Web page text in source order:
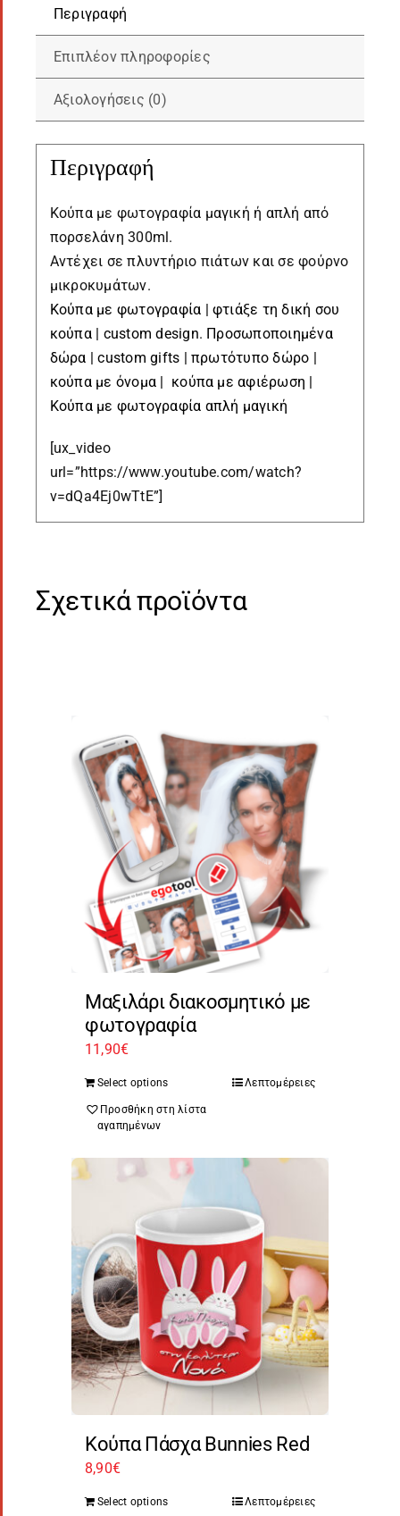
Περιγραφή
Επιπλέον πληροφορίες
Αξιολογήσεις (0)
Περιγραφή
Κούπα με φωτογραφία μαγική ή απλή από
πορσελάνη 300ml.
Αντέχει σε πλυντήριο πιάτων και σε φούρνο
μικροκυμάτων.
Κούπα με φωτογραφία | φτιάξε τη δική σου
κούπα | custom design. Προσωποποιημένα
δώρα | custom gifts | πρωτότυπο δώρο |
κούπα με όνομα | κούπα με αφιέρωση |
Κούπα με φωτογραφία απλή μαγική
[ux_video
url=”https://www.youtube.com/watch?
v=dQa4Ej0wTtE”]
Σχετικά προϊόντα
Μαξιλάρι διακοσμητικό με
φωτογραφία
11,90€
Select options Λεπτομέρειες
Προσθήκη στη λίστα
αγαπημένων
Κούπα Πάσχα Bunnies Red
8,90€
Select options Λεπτομέρειες